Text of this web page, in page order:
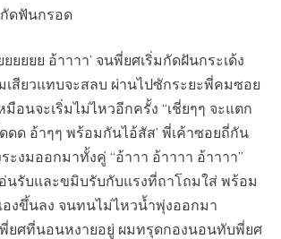
ดฟันกรอด
ยยยยย อ้าาาา’ จนพี่ยศเริ่มกัดฝันกระเด้ง
เสียวแทบจะสลบ ผ่านไปซักระยะพี่คมซอย
อนจะเริ่มไม่ไหวอีกครั้ง “เชี่ยๆๆ จะแตก
ดดด อ้าๆๆ พร้อมกันไอ้สัส’ พี่เค้าซอยถี่กัน
ะงมออกมาทั้งคู่ “อ้าาา อ้าาาา อ้าาาา”
นรับและขมิบรับกับแรงที่ถาโถมใส่ พร้อม
องขึ้นลง จนทนไม่ไหวน้ำพุ่งออกมา
ยศที่นอนหงายอยู่ ผมทรุดกองนอนทับพี่ยศ